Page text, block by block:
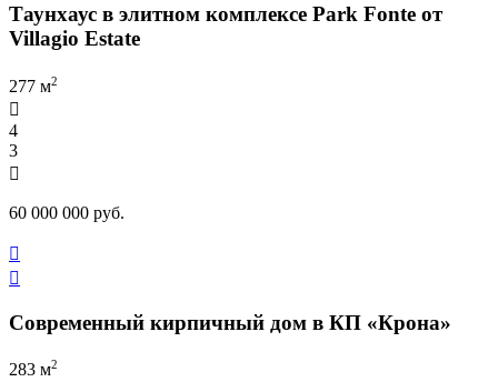
Таунхаус в элитном комплексе Park Fonte от
Villagio Estate
277 м2

4
3

60 000 000 руб.


Современный кирпичный дом в КП «Крона»
283 м2